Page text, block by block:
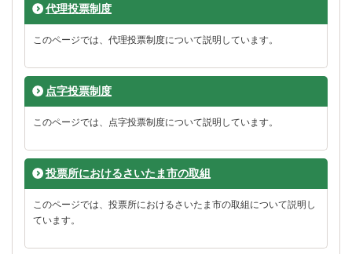
代理投票制度
このページでは、代理投票制度について説明しています。
点字投票制度
このページでは、点字投票制度について説明しています。
投票所におけるさいたま市の取組
このページでは、投票所におけるさいたま市の取組について説明し
ています。